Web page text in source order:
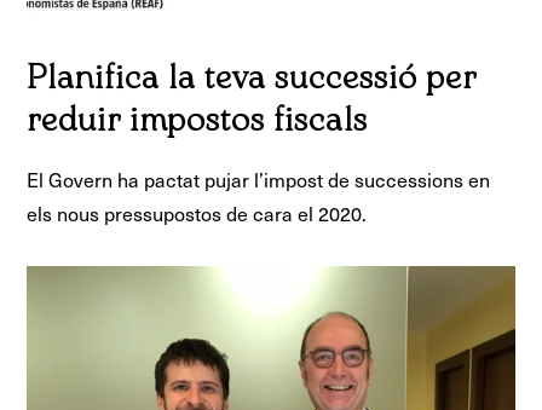
Planifica la teva successió per
reduir impostos fiscals
El Govern ha pactat pujar l’impost de successions en
els nous pressupostos de cara el 2020.